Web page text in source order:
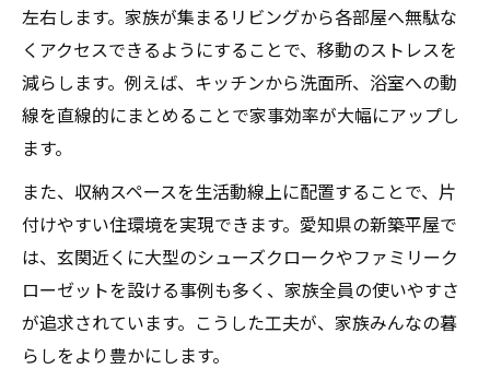
左右します。家族が集まるリビングから各部屋へ無駄な
くアクセスできるようにすることで、移動のストレスを
減らします。例えば、キッチンから洗面所、浴室への動
線を直線的にまとめることで家事効率が大幅にアップし
ます。
また、収納スペースを生活動線上に配置することで、片
付けやすい住環境を実現できます。愛知県の新築平屋で
は、玄関近くに大型のシューズクロークやファミリーク
ローゼットを設ける事例も多く、家族全員の使いやすさ
が追求されています。こうした工夫が、家族みんなの暮
らしをより豊かにします。